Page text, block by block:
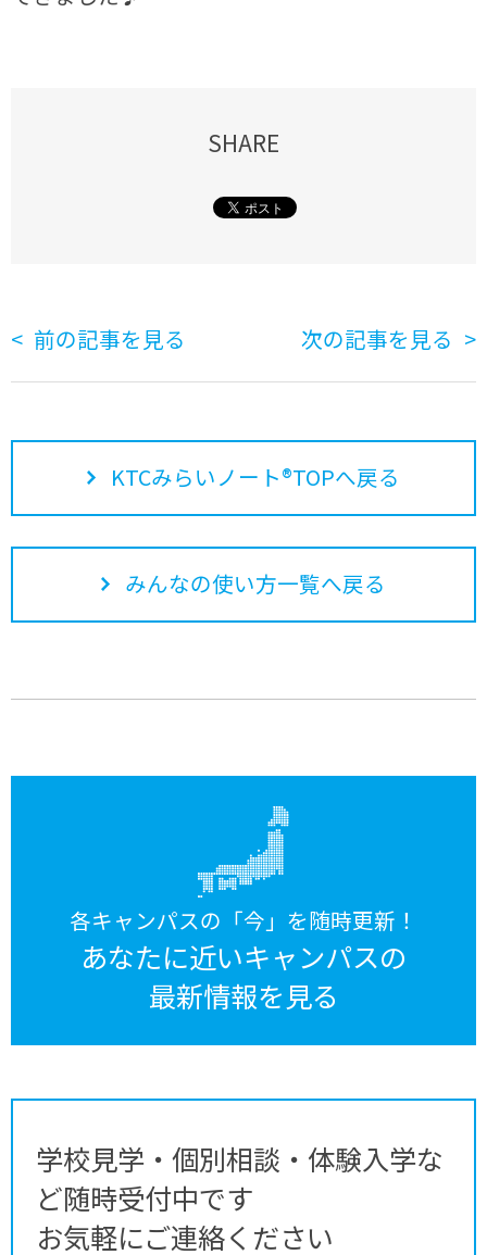
SHARE
前の記事を見る 次の記事を見る
KTCみらいノート®TOPへ戻る
みんなの使い方一覧へ戻る
各キャンパスの「今」を随時更新！
あなたに近いキャンパスの
最新情報を見る
学校見学・個別相談・体験入学な
ど随時受付中です
お気軽にご連絡ください